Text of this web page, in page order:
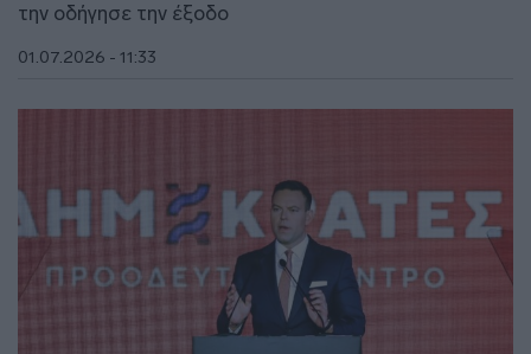
την οδήγησε την έξοδο
01.07.2026 - 11:33